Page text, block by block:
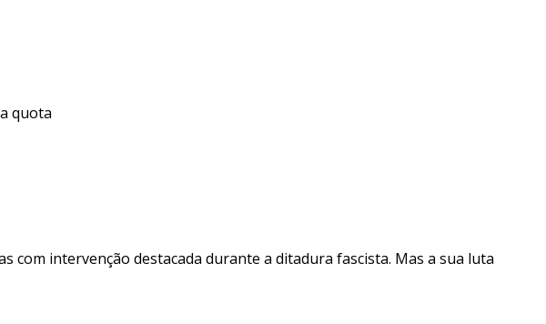
quota
com intervenção destacada durante a ditadura fascista. Mas a sua luta